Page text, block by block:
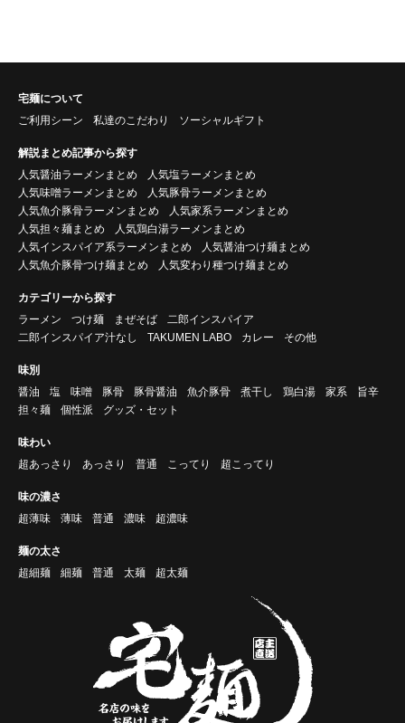
宅麺について
ご利用シーン
私達のこだわり ソーシャルギフト
解説まとめ記事から探す
人気醤油ラーメンまとめ
人気塩ラーメンまとめ
人気味噌ラーメンまとめ
人気豚骨ラーメンまとめ
人気魚介豚骨ラーメンまとめ
人気家系ラーメンまとめ
人気担々麺まとめ
人気鶏白湯ラーメンまとめ
人気インスパイア系ラーメンまとめ
人気醤油つけ麺まとめ
人気魚介豚骨つけ麺まとめ
人気変わり種つけ麺まとめ
カテゴリーから探す
ラーメン
つけ麺 まぜそば
二郎インスパイア
二郎インスパイア汁なし
TAKUMEN LABO カレー その他
味別
醤油
塩 味噌 豚骨 豚骨醤油 魚介豚骨 煮干し 鶏白湯 家系
旨辛
担々麺
個性派 グッズ・セット
味わい
超あっさり
あっさり 普通 こってり 超こってり
味の濃さ
超薄味
薄味 普通 濃味 超濃味
麺の太さ
超細麺
細麺 普通 太麺 超太麺